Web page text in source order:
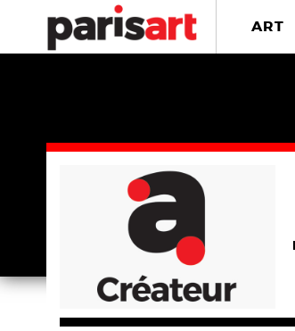
ART